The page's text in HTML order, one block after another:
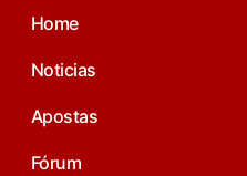
Home
Noticias
Apostas
Fórum